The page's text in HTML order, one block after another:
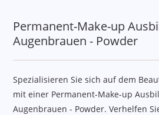
Permanent-Make-up
Augenbrauen - Powder
Spezialisieren Sie sich auf dem
mit einer Permanent-Make-up
Augenbrauen - Powder. Verhelfen